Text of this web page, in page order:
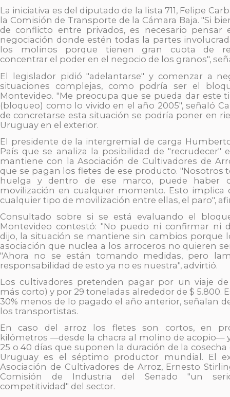
La iniciativa es del diputado de la lista 711, Felipe
la Comisión de Transporte de la Cámara Baja. "Si
de conflicto entre privados, es necesario
negociación donde estén todas la partes
los molinos porque tienen gran cuota de
concentrar el poder en el negocio de los granos",
El legislador pidió "adelantarse" y comenzar a
situaciones complejas, como podría ser el
Montevideo. "Me preocupa que se pueda dar este
(bloqueo) como lo vivido en el año 2005", señaló
de concretarse esta situación se podría poner en
Uruguay en el exterior.
El presidente de la intergremial de carga
País que se analiza la posibilidad de "recrudecer"
mantiene con la Asociación de Cultivadores de
que se pagan los fletes de ese producto. "Nosotros
huelga y dentro de ese marco, puede haber
movilización en cualquier momento. Esto implica
cualquier tipo de movilización entre ellas, el paro",
Consultado sobre si se está evaluando el
Montevideo contestó: "No puedo ni confirmar ni
dijo, la situación se mantiene sin cambios porque
asociación que nuclea a los arroceros no quieren
"Ahora no se están tomando medidas, pero
responsabilidad de esto ya no es nuestra", advirtió.
Los cultivadores pretenden pagar por un viaje
más corto) y por 29 toneladas alrededor de $ 5.800.
30% menos de lo pagado el año anterior, señalan
los transportistas.
En caso del arroz los fletes son cortos, en
kilómetros —desde la chacra al molino de acopio—
25 o 40 días que suponen la duración de la cosecha
Uruguay es el séptimo productor mundial. El
Asociación de Cultivadores de Arroz, Ernesto
Comisión de Industria del Senado "un
competitividad" del sector.